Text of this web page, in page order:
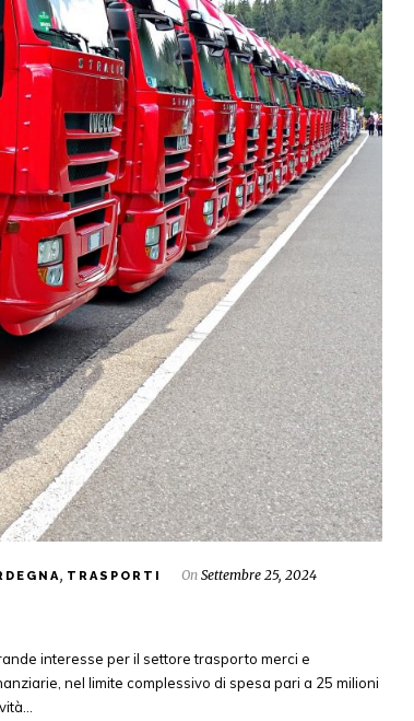
, TRASPORTI On Settembre 25, 2024
interesse per il settore trasporto merci e
nel limite complessivo di spesa pari a 25 milioni